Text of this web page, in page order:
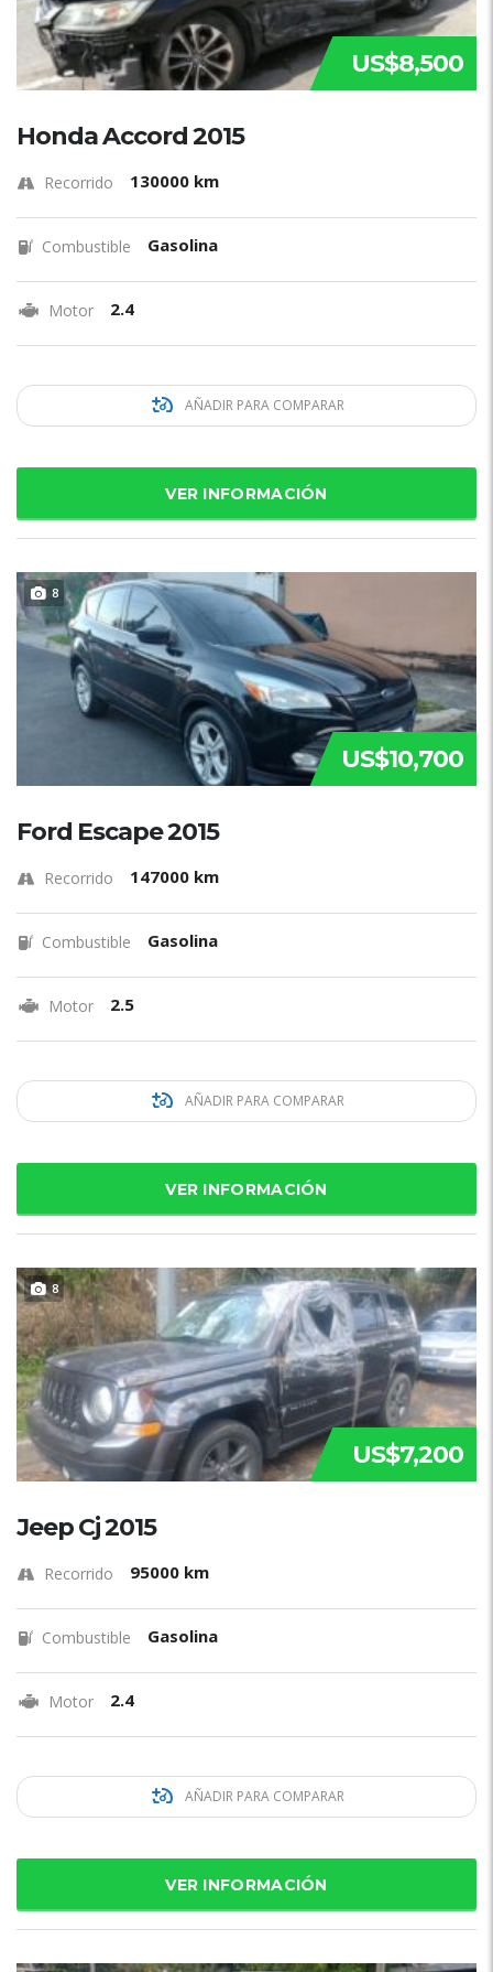
US$8,500
Honda Accord 2015
Recorrido 130000 km
Combustible Gasolina
Motor 2.4
AÑADIR PARA COMPARAR
VER INFORMACIÓN
8
US$10,700
Ford Escape 2015
Recorrido 147000 km
Combustible Gasolina
Motor 2.5
AÑADIR PARA COMPARAR
VER INFORMACIÓN
8
US$7,200
Jeep Cj 2015
Recorrido 95000 km
Combustible Gasolina
Motor 2.4
AÑADIR PARA COMPARAR
VER INFORMACIÓN